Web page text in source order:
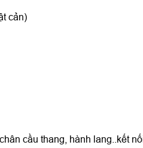
cản)
cầu thang, hành lang..kết